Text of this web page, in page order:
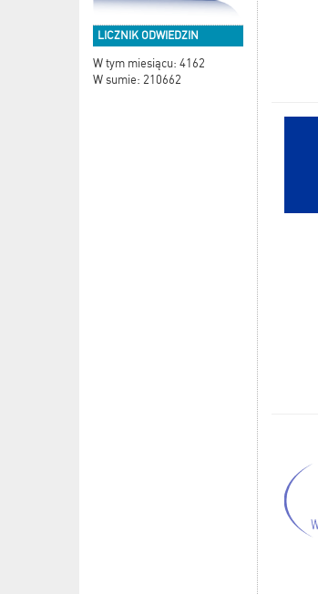
LICZNIK ODWIEDZIN
W tym miesiącu: 4162
W sumie: 210662